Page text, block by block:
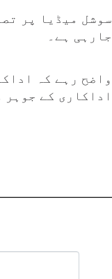
سوشل میڈیا پر
جارہی ہے۔
واضح رہے کہ
اداکاری کے جوہر